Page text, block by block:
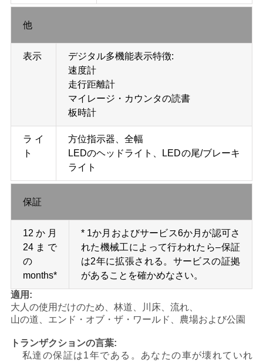
他
表示
デジタル多機能表示特徴:
速度計
走行距離計
マイレージ・カウンタの読書
板時計
ライ
ト
方位指示器、全幅
LEDのヘッドライト、LEDの尾/ブレーキ
ライト
保証
12か月
24まで
の
months*
* 1か月およびサービス6か月が認可さ
れた機械工によって行われたら–保証
は2年に拡張される。サービスの証拠
があることを確かめなさい。
適用:
大人の使用だけのため、林道、川床、流れ、
山の道、エンド・オブ・ザ・ワールド、農場および公園
トランザクションの言葉:
私達の保証は1年である。あなたの車が壊れていれ